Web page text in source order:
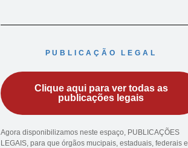
PUBLICAÇÃO LEGAL
Clique aqui para ver todas as
publicações legais
Agora disponibilizamos neste espaço, PUBLICAÇÕES
LEGAIS, para que órgãos mucipais, estaduais, federais e